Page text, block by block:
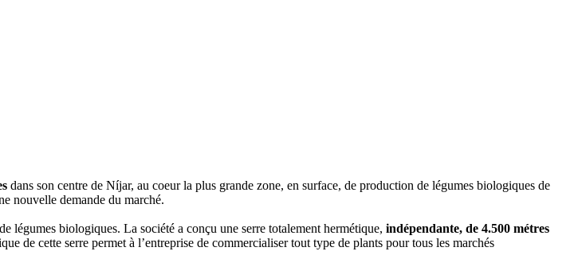
dans son centre de Níjar, au coeur la plus grande zone, en surface, de production de légumes biologiques de
nouvelle demande du marché.
légumes biologiques. La société a conçu une serre totalement hermétique, indépendante, de 4.500 métres
de cette serre permet à l’entreprise de commercialiser tout type de plants pour tous les marchés